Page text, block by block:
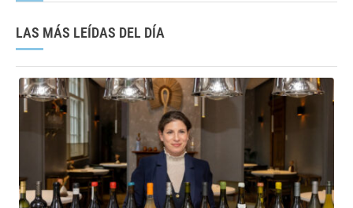
LAS MÁS LEÍDAS DEL DÍA